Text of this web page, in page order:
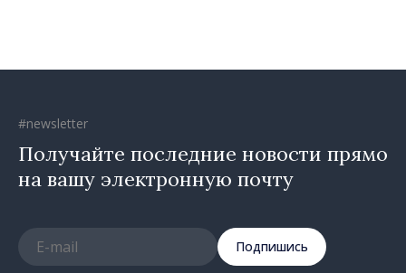
#newsletter
Получайте последние новости прямо
на вашу электронную почту
Подпишись